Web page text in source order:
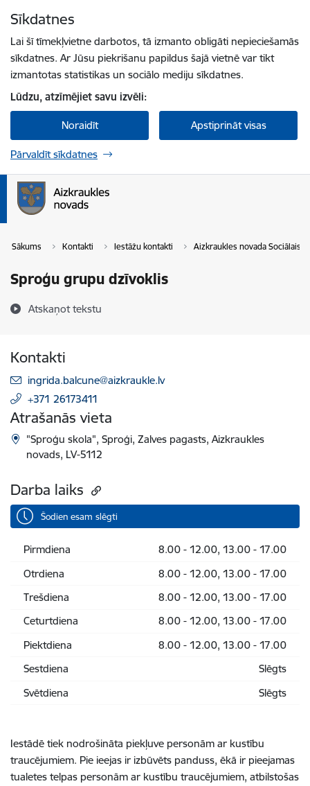
Sīkdatnes
Lai šī tīmekļvietne darbotos, tā izmanto obligāti nepieciešamās
sīkdatnes. Ar Jūsu piekrišanu papildus šajā vietnē var tikt
izmantotas statistikas un sociālo mediju sīkdatnes.
Lūdzu, atzīmējiet savu izvēli:
Noraidīt Apstiprināt visas
Pārvaldīt sīkdatnes
Sākums Kontakti Iestāžu kontakti Aizkraukles novada Sociālais
Sproģu grupu dzīvoklis
Atskaņot tekstu
Kontakti
E-pasts:
ingrida.balcune@aizkraukle.lv
+371 26173411
Atrašanās vieta
"Sproģu skola", Sproģi, Zalves pagasts, Aizkraukles
novads, LV-5112
Darba laiks
Šodien esam slēgti
Pirmdiena
8.00 - 12.00, 13.00 - 17.00
Otrdiena
8.00 - 12.00, 13.00 - 17.00
Trešdiena
8.00 - 12.00, 13.00 - 17.00
Ceturtdiena
8.00 - 12.00, 13.00 - 17.00
Piektdiena
8.00 - 12.00, 13.00 - 17.00
Sestdiena
Slēgts
Svētdiena
Slēgts
Iestādē tiek nodrošināta piekļuve personām ar kustību
traucējumiem. Pie ieejas ir izbūvēts panduss, ēkā ir pieejamas
tualetes telpas personām ar kustību traucējumiem, atbilstošas